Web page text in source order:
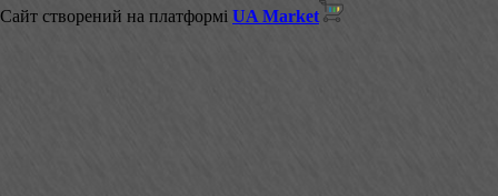
Сайт створений на платформі UA Market